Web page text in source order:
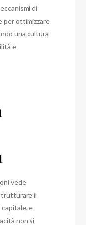
di
per ottimizzare
una cultura
e
vede
il
e
non si